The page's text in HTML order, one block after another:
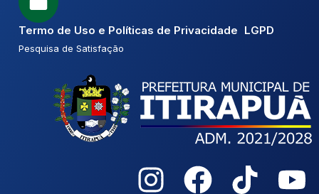
Termo de Uso e Políticas de Privacidade LGPD
Pesquisa de Satisfação